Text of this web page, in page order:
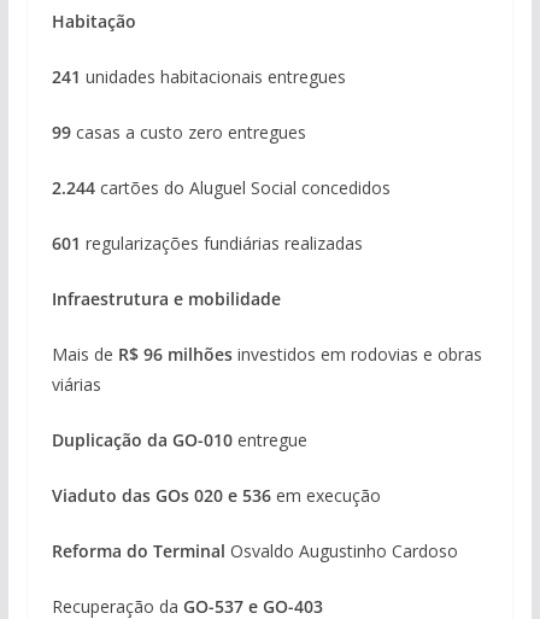
Habitação
241 unidades habitacionais entregues
99casas a custo zero entregues
2.244cartões do Aluguel Social concedidos
601 regularizações fundiárias realizadas
Infraestrutura e mobilidade
Mais de R$ 96 milhõesinvestidos em rodovias e obras
viárias
Duplicação da GO-010entregue
Viaduto das GOs 020 e 536em execução
Reforma do Terminal Osvaldo Augustinho Cardoso
Recuperação da GO-537 e GO-403